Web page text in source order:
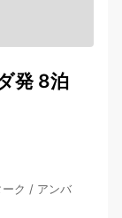
発 8泊
ク / アンバ